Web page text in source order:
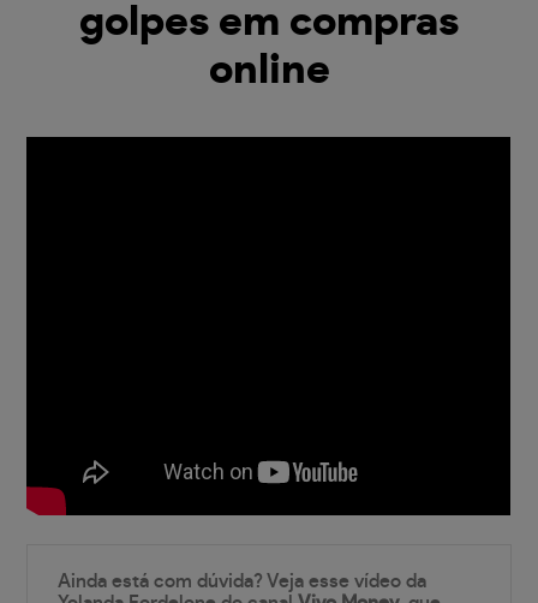
golpes em compras
online
Ainda está com dúvida? Veja esse vídeo da